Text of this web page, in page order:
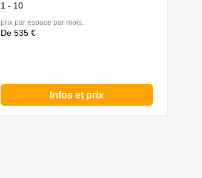
1 - 10
prix par espace par mois:
De 535 €
Infos et prix